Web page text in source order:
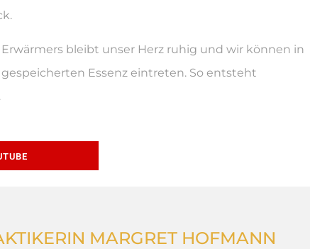
bleibt unser Herz ruhig und wir können in
Essenz eintreten. So entsteht
MARGRET HOFMANN